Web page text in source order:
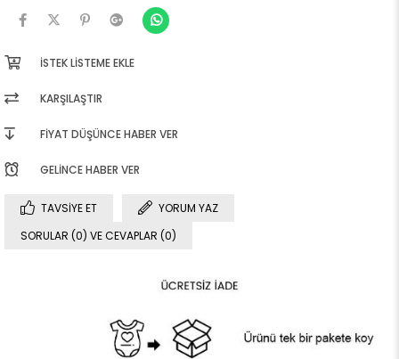
İSTEK LISTEME EKLE
KARŞILAŞTIR
FIYAT DÜŞÜNCE HABER VER
GELINCE HABER VER
TAVSIYE ET
YORUM YAZ
SORULAR (0) VE CEVAPLAR (0)